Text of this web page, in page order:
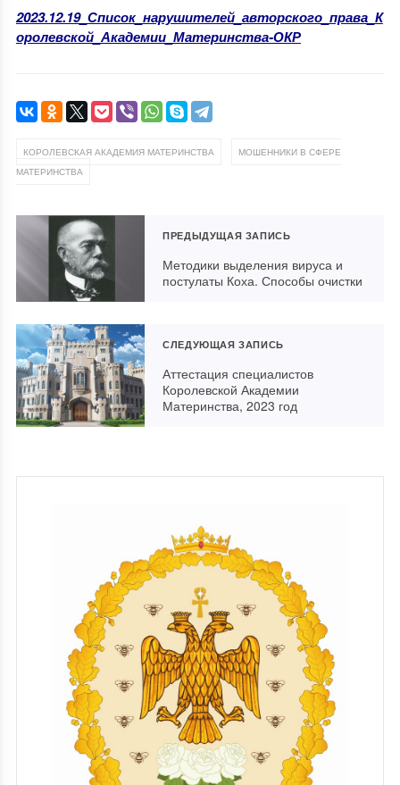
2023.12.19_Список_нарушителей_авторского_права_К
оролевской_Академии_Материнства-ОКР
КОРОЛЕВСКАЯ АКАДЕМИЯ МАТЕРИНСТВА
МОШЕННИКИ В СФЕРЕ
МАТЕРИНСТВА
ПРЕДЫДУЩАЯ ЗАПИСЬ
Методики выделения вируса и
постулаты Коха. Способы очистки
СЛЕДУЮЩАЯ ЗАПИСЬ
Аттестация специалистов
Королевской Академии
Материнства, 2023 год